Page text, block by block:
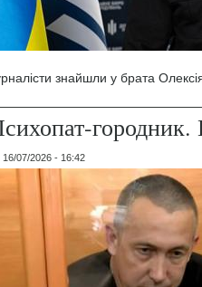
знайшли у брата
городник.
16/07/2026 - 16:42